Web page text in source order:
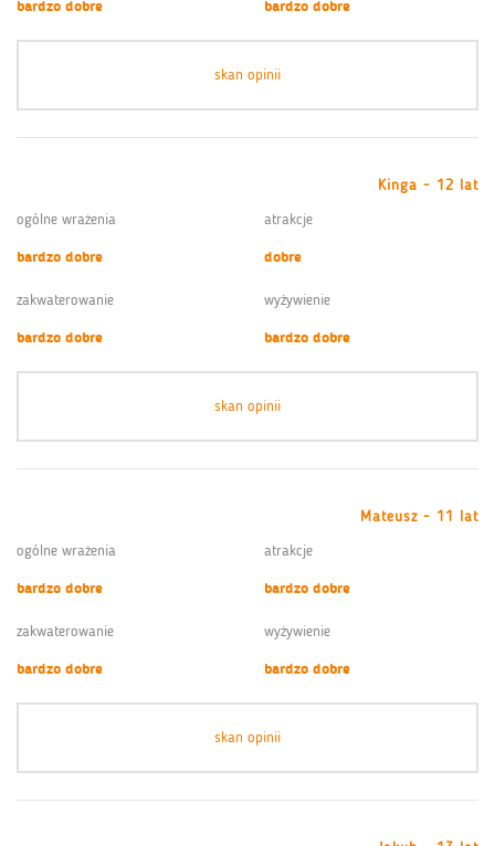
bardzo dobre
bardzo dobre
skan opinii
Kinga - 12 lat
ogólne wrażenia
bardzo dobre
atrakcje
dobre
zakwaterowanie
bardzo dobre
wyżywienie
bardzo dobre
skan opinii
Mateusz - 11 lat
ogólne wrażenia
bardzo dobre
atrakcje
bardzo dobre
zakwaterowanie
bardzo dobre
wyżywienie
bardzo dobre
skan opinii